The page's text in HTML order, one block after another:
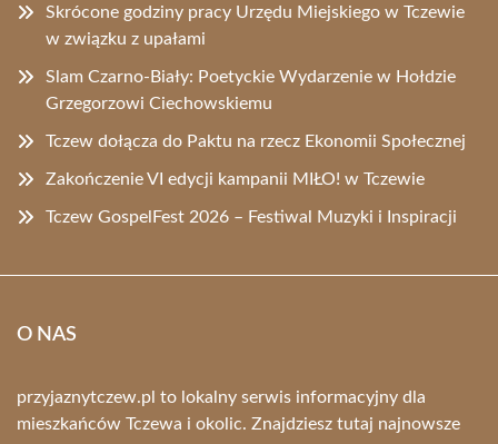
Skrócone godziny pracy Urzędu Miejskiego w Tczewie
w związku z upałami
Slam Czarno-Biały: Poetyckie Wydarzenie w Hołdzie
Grzegorzowi Ciechowskiemu
Tczew dołącza do Paktu na rzecz Ekonomii Społecznej
Zakończenie VI edycji kampanii MIŁO! w Tczewie
Tczew GospelFest 2026 – Festiwal Muzyki i Inspiracji
O NAS
przyjaznytczew.pl to lokalny serwis informacyjny dla
mieszkańców Tczewa i okolic. Znajdziesz tutaj najnowsze